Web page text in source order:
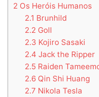
2 Os Heróis Humanos
2.1 Brunhild
2.2 Goll
2.3 Kojiro Sasaki
2.4 Jack the Ripper
2.5Raiden
2.6Qin Shi Huang
2.7 Nikola Tesla